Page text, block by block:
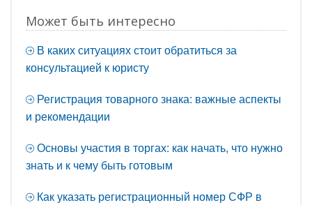
Может быть интересно
В каких ситуациях стоит обратиться за
консультацией к юристу
Регистрация товарного знака: важные аспекты
и рекомендации
Основы участия в торгах: как начать, что нужно
знать и к чему быть готовым
Как указать регистрационный номер СФР в